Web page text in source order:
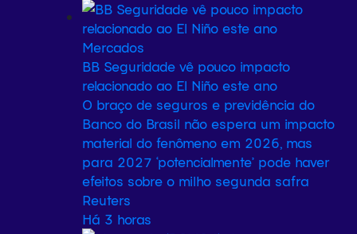
Mercados
BB Seguridade vê pouco impacto
relacionado ao El Niño este ano
O ‌braço de seguros e previdência do
⁠Banco do Brasil não espera um impacto
material do fenômeno em 2026, mas
para 2027 ‘potencialmente’ pode haver
efeitos sobre o milho ​segunda safra
Reuters
Há 3 horas